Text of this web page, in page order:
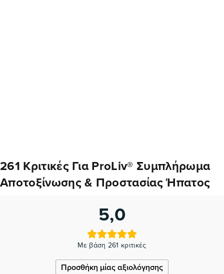
261 Κριτικές ΓιαProLiv® Συμπλήρωμα
Αποτοξίνωσης & Προστασίας Ήπατος
5,0
Με βάση 261 κριτικές
Προσθήκη μίας αξιολόγησης